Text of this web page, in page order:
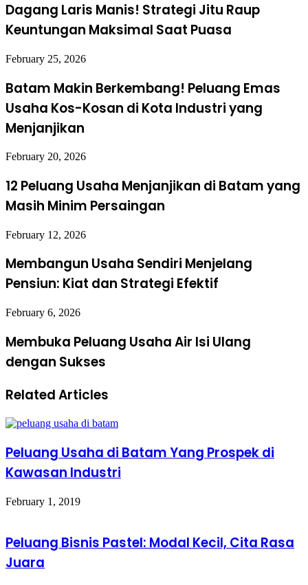
Dagang Laris Manis! Strategi Jitu Raup
Keuntungan Maksimal Saat Puasa
February 25, 2026
Batam Makin Berkembang! Peluang Emas
Usaha Kos-Kosan di Kota Industri yang
Menjanjikan
February 20, 2026
12 Peluang Usaha Menjanjikan di Batam yang
Masih Minim Persaingan
February 12, 2026
Membangun Usaha Sendiri Menjelang
Pensiun: Kiat dan Strategi Efektif
February 6, 2026
Membuka Peluang Usaha Air Isi Ulang
dengan Sukses
Related Articles
Peluang Usaha di Batam Yang Prospek di
Kawasan Industri
February 1, 2019
Peluang Bisnis Pastel: Modal Kecil, Cita Rasa
Juara